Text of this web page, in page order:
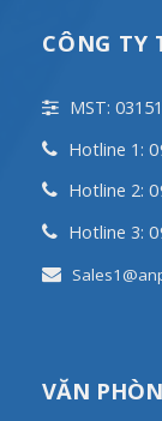
CÔNG TY
MST:
Hotline 1:
Hotline 2:
Hotline 3:
VĂN